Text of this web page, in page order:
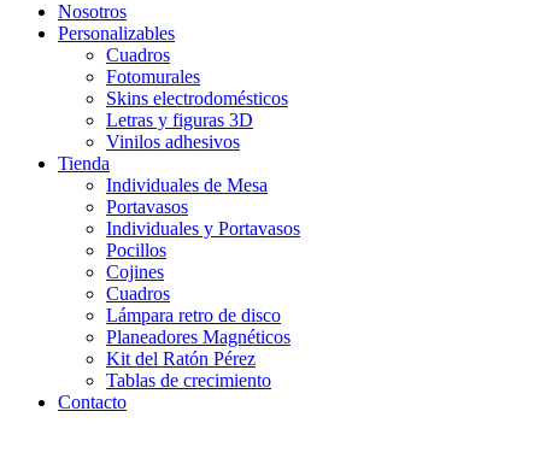
Nosotros
Personalizables
Cuadros
Fotomurales
Skins electrodomésticos
Letras y figuras 3D
Vinilos adhesivos
Tienda
Individuales de Mesa
Portavasos
Individuales y Portavasos
Pocillos
Cojines
Cuadros
Lámpara retro de disco
Planeadores Magnéticos
Kit del Ratón Pérez
Tablas de crecimiento
Contacto